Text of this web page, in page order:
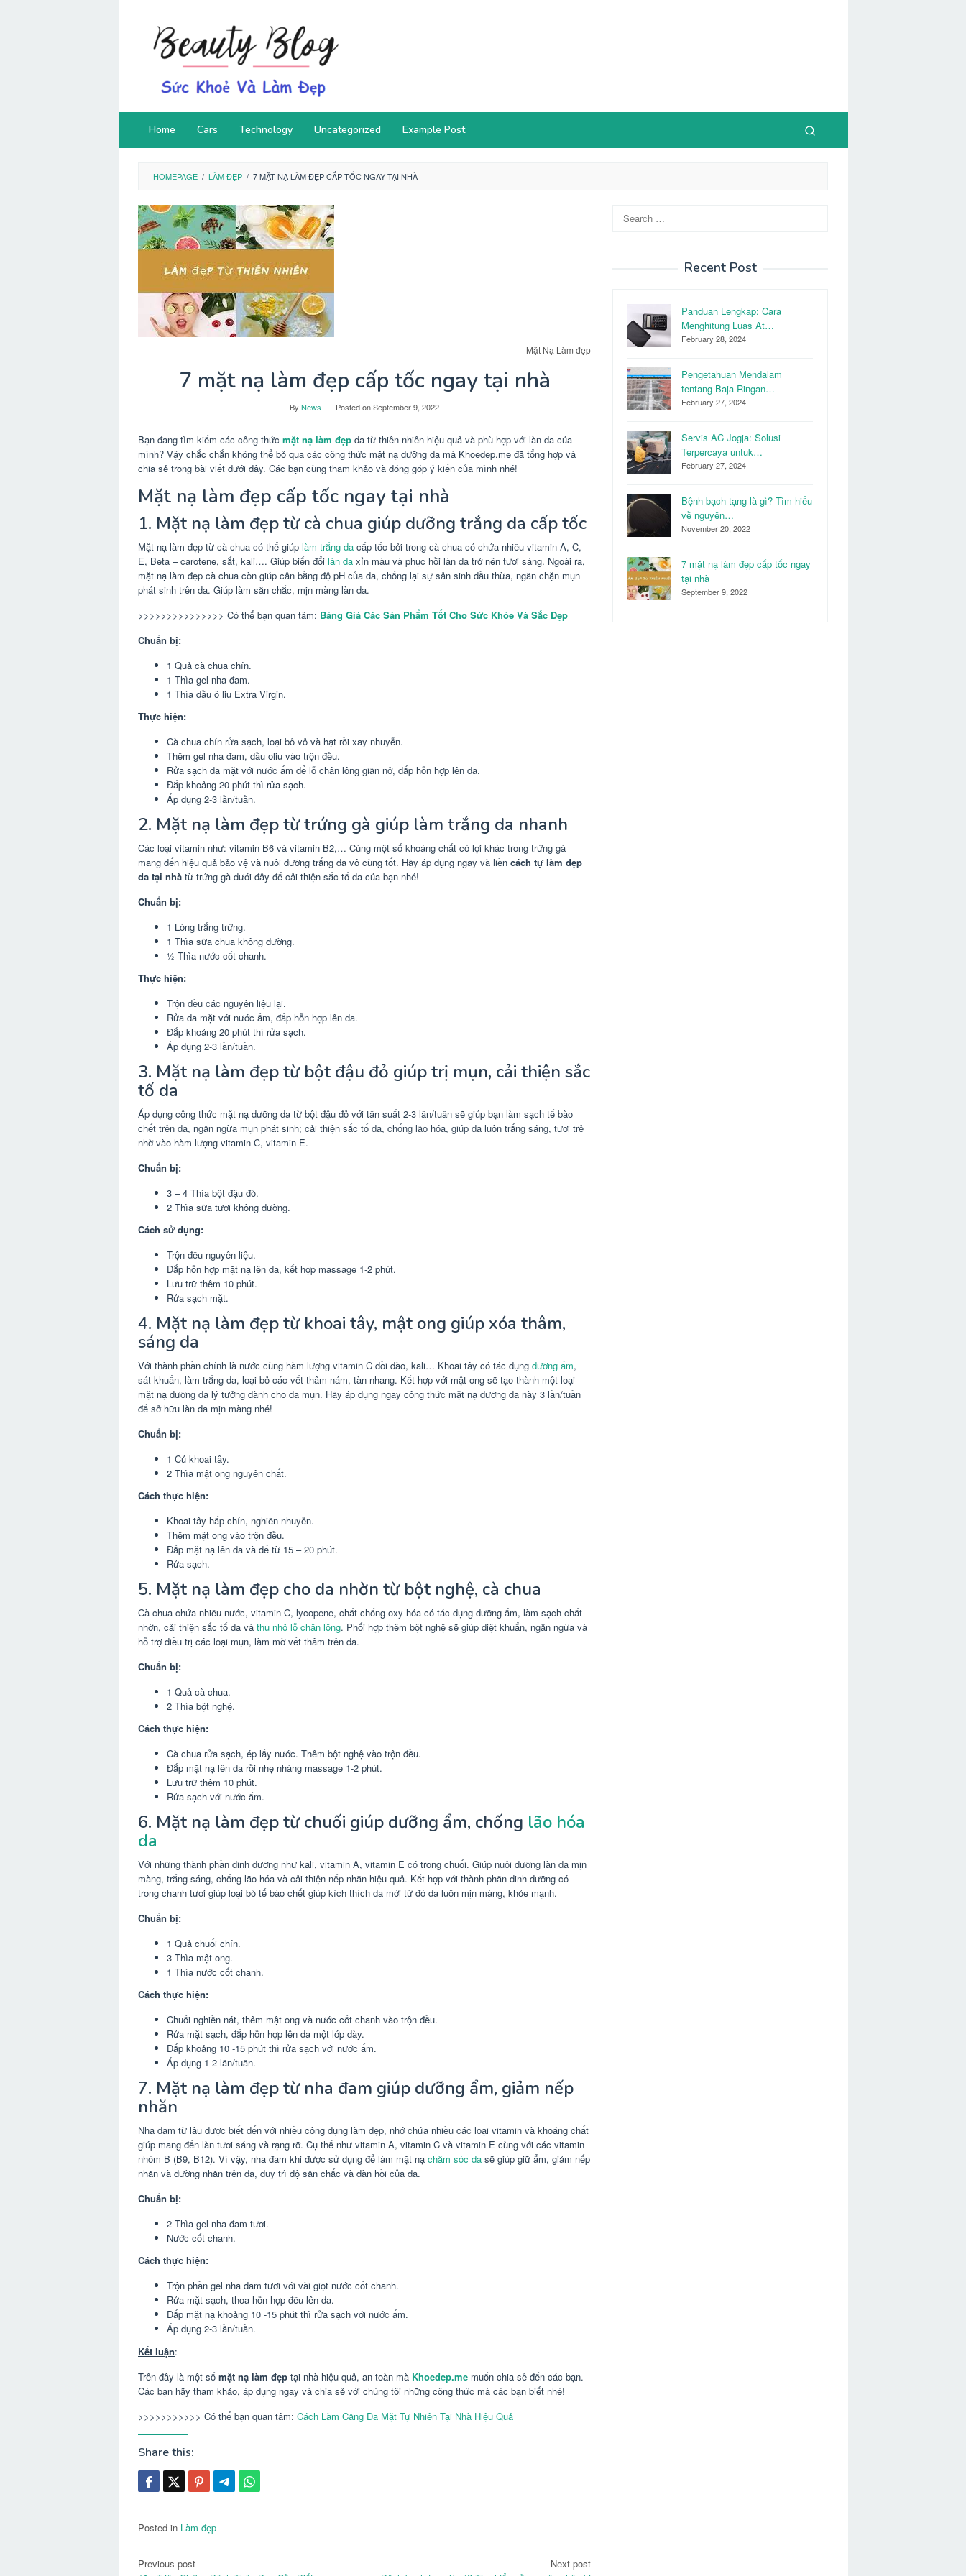
Home Cars Technology Uncategorized Example Post
HOMEPAGE / LÀM ĐẸP / 7 MẶT NẠ LÀM ĐẸP CẤP TỐC NGAY TẠI NHÀ
Mặt Nạ Làm đẹp
7 mặt nạ làm đẹp cấp tốc ngay tại nhà
By News Posted onSeptember 9, 2022
Bạn đang tìm kiếm các công thức mặt nạ làm đẹp da từ thiên nhiên hiệu quả và phù hợp với làn da của
mình? Vậy chắc chắn không thể bỏ qua các công thức mặt nạ dưỡng da mà Khoedep.me đã tổng hợp và
chia sẻ trong bài viết dưới đây. Các bạn cùng tham khảo và đóng góp ý kiến của mình nhé!
Mặt nạ làm đẹp cấp tốc ngay tại nhà
1. Mặt nạ làm đẹp từ cà chua giúp dưỡng trắng da cấp tốc
Mặt nạ làm đẹp từ cà chua có thể giúp làm trắng da cấp tốc bởi trong cà chua có chứa nhiều vitamin A, C,
E, Beta – carotene, sắt, kali…. Giúp biến đổi làn da xỉn màu và phục hồi làn da trở nên tươi sáng. Ngoài ra,
mặt nạ làm đẹp cà chua còn giúp cân bằng độ pH của da, chống lại sự sản sinh dầu thừa, ngăn chặn mụn
phát sinh trên da. Giúp làm săn chắc, mịn màng làn da.
>>>>>>>>>>>>>>> Có thể bạn quan tâm: Bảng Giá Các Sản Phẩm Tốt Cho Sức Khỏe Và Sắc Đẹp
Chuẩn bị:
1 Quả cà chua chín.
1 Thìa gel nha đam.
1 Thìa dầu ô liu Extra Virgin.
Thực hiện:
Cà chua chín rửa sạch, loại bỏ vỏ và hạt rồi xay nhuyễn.
Thêm gel nha đam, dầu oliu vào trộn đều.
Rửa sạch da mặt với nước ấm để lỗ chân lông giãn nở, đắp hỗn hợp lên da.
Đắp khoảng 20 phút thì rửa sạch.
Áp dụng 2-3 lần/tuần.
2. Mặt nạ làm đẹp từ trứng gà giúp làm trắng da nhanh
Các loại vitamin như: vitamin B6 và vitamin B2,… Cùng một số khoáng chất có lợi khác trong trứng gà
mang đến hiệu quả bảo vệ và nuôi dưỡng trắng da vô cùng tốt. Hãy áp dụng ngay và liền cách tự làm đẹp
da tại nhà từ trứng gà dưới đây để cải thiện sắc tố da của bạn nhé!
Chuẩn bị:
1 Lòng trắng trứng.
1 Thìa sữa chua không đường.
½ Thìa nước cốt chanh.
Thực hiện:
Trộn đều các nguyên liệu lại.
Rửa da mặt với nước ấm, đắp hỗn hợp lên da.
Đắp khoảng 20 phút thì rửa sạch.
Áp dụng 2-3 lần/tuần.
3. Mặt nạ làm đẹp từ bột đậu đỏ giúp trị mụn, cải thiện sắc
tố da
Áp dụng công thức mặt nạ dưỡng da từ bột đậu đỏ với tần suất 2-3 lần/tuần sẽ giúp bạn làm sạch tế bào
chết trên da, ngăn ngừa mụn phát sinh; cải thiện sắc tố da, chống lão hóa, giúp da luôn trắng sáng, tươi trẻ
nhờ vào hàm lượng vitamin C, vitamin E.
Chuẩn bị:
3 – 4 Thìa bột đậu đỏ.
2 Thìa sữa tươi không đường.
Cách sử dụng:
Trộn đều nguyên liệu.
Đắp hỗn hợp mặt nạ lên da, kết hợp massage 1-2 phút.
Lưu trữ thêm 10 phút.
Rửa sạch mặt.
4. Mặt nạ làm đẹp từ khoai tây, mật ong giúp xóa thâm,
sáng da
Với thành phần chính là nước cùng hàm lượng vitamin C dồi dào, kali… Khoai tây có tác dụng dưỡng ẩm,
sát khuẩn, làm trắng da, loại bỏ các vết thâm nám, tàn nhang. Kết hợp với mật ong sẽ tạo thành một loại
mặt nạ dưỡng da lý tưởng dành cho da mụn. Hãy áp dụng ngay công thức mặt nạ dưỡng da này 3 lần/tuần
để sở hữu làn da mịn màng nhé!
Chuẩn bị:
1 Củ khoai tây.
2 Thìa mật ong nguyên chất.
Cách thực hiện:
Khoai tây hấp chín, nghiền nhuyễn.
Thêm mật ong vào trộn đều.
Đắp mặt nạ lên da và để từ 15 – 20 phút.
Rửa sạch.
5. Mặt nạ làm đẹp cho da nhờn từ bột nghệ, cà chua
Cà chua chứa nhiều nước, vitamin C, lycopene, chất chống oxy hóa có tác dụng dưỡng ẩm, làm sạch chất
nhờn, cải thiện sắc tố da và thu nhỏ lỗ chân lông. Phối hợp thêm bột nghệ sẽ giúp diệt khuẩn, ngăn ngừa và
hỗ trợ điều trị các loại mụn, làm mờ vết thâm trên da.
Chuẩn bị:
1 Quả cà chua.
2 Thìa bột nghệ.
Cách thực hiện:
Cà chua rửa sạch, ép lấy nước. Thêm bột nghệ vào trộn đều.
Đắp mặt nạ lên da rồi nhẹ nhàng massage 1-2 phút.
Lưu trữ thêm 10 phút.
Rửa sạch với nước ấm.
6. Mặt nạ làm đẹp từ chuối giúp dưỡng ẩm, chống lão hóa
da
Với những thành phần dinh dưỡng như kali, vitamin A, vitamin E có trong chuối. Giúp nuôi dưỡng làn da mịn
màng, trắng sáng, chống lão hóa và cải thiện nếp nhăn hiệu quả. Kết hợp với thành phần dinh dưỡng có
trong chanh tươi giúp loại bỏ tế bào chết giúp kích thích da mới từ đó da luôn mịn màng, khỏe mạnh.
Chuẩn bị:
1 Quả chuối chín.
3 Thìa mật ong.
1 Thìa nước cốt chanh.
Cách thực hiện:
Chuối nghiền nát, thêm mật ong và nước cốt chanh vào trộn đều.
Rửa mặt sạch, đắp hỗn hợp lên da một lớp dày.
Đắp khoảng 10 -15 phút thì rửa sạch với nước ấm.
Áp dụng 1-2 lần/tuần.
7. Mặt nạ làm đẹp từ nha đam giúp dưỡng ẩm, giảm nếp
nhăn
Nha đam từ lâu được biết đến với nhiều công dụng làm đẹp, nhớ chứa nhiều các loại vitamin và khoáng chất
giúp mang đến làn tươi sáng và rạng rỡ. Cụ thể như vitamin A, vitamin C và vitamin E cùng với các vitamin
nhóm B (B9, B12). Vì vậy, nha đam khi được sử dụng để làm mặt nạ chăm sóc da sẽ giúp giữ ẩm, giảm nếp
nhăn và đường nhăn trên da, duy trì độ săn chắc và đàn hồi của da.
Chuẩn bị:
2 Thìa gel nha đam tươi.
Nước cốt chanh.
Cách thực hiện:
Trộn phần gel nha đam tươi với vài giọt nước cốt chanh.
Rửa mặt sạch, thoa hỗn hợp đều lên da.
Đắp mặt nạ khoảng 10 -15 phút thì rửa sạch với nước ấm.
Áp dụng 2-3 lần/tuần.
Kết luận:
Trên đây là một số mặt nạ làm đẹp tại nhà hiệu quả, an toàn mà Khoedep.me muốn chia sẻ đến các bạn.
Các bạn hãy tham khảo, áp dụng ngay và chia sẻ với chúng tôi những công thức mà các bạn biết nhé!
>>>>>>>>>>> Có thể bạn quan tâm: Cách Làm Căng Da Mặt Tự Nhiên Tại Nhà Hiệu Quả
Share this:
Posted in Làm đẹp
Post
Previous post
Next post
for:
Recent Post
Panduan Lengkap: Cara
Menghitung Luas At…
February 28, 2024
Pengetahuan Mendalam
tentang Baja Ringan…
February 27, 2024
Servis AC Jogja: Solusi
Terpercaya untuk…
February 27, 2024
Bệnh bạch tạng là gì? Tìm hiểu
về nguyên…
November 20, 2022
7 mặt nạ làm đẹp cấp tốc ngay
tại nhà
September 9, 2022